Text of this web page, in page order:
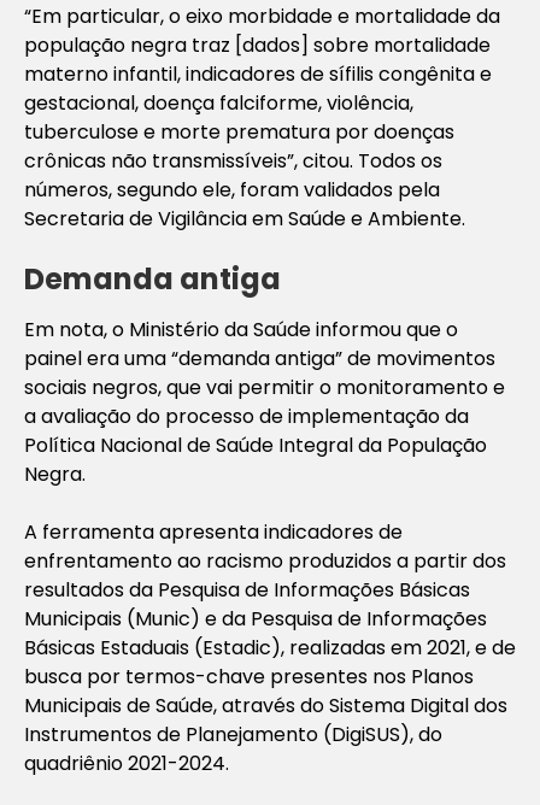
“Em particular, o eixo morbidade e mortalidade da
população negra traz [dados] sobre mortalidade
materno infantil, indicadores de sífilis congênita e
gestacional, doença falciforme, violência,
tuberculose e morte prematura por doenças
crônicas não transmissíveis”, citou. Todos os
números, segundo ele, foram validados pela
Secretaria de Vigilância em Saúde e Ambiente.
Demanda antiga
Em nota, o Ministério da Saúde informou que o
painel era uma “demanda antiga” de movimentos
sociais negros, que vai permitir o monitoramento e
a avaliação do processo de implementação da
Política Nacional de Saúde Integral da População
Negra.
A ferramenta apresenta indicadores de
enfrentamento ao racismo produzidos a partir dos
resultados da Pesquisa de Informações Básicas
Municipais (Munic) e da Pesquisa de Informações
Básicas Estaduais (Estadic), realizadas em 2021, e de
busca por termos-chave presentes nos Planos
Municipais de Saúde, através do Sistema Digital dos
Instrumentos de Planejamento (DigiSUS), do
quadriênio 2021-2024.